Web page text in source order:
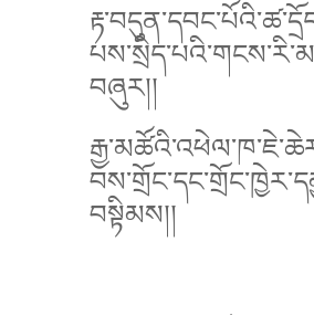
བཞུར།།
བསྟིམས།།